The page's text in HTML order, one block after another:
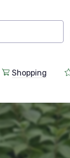
Shopping